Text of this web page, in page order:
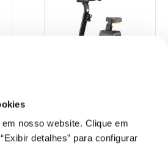
nosso website. Clique em
detalhes” para configurar
R$ 18.889,99
ou12 xdeR$ 1.574,16